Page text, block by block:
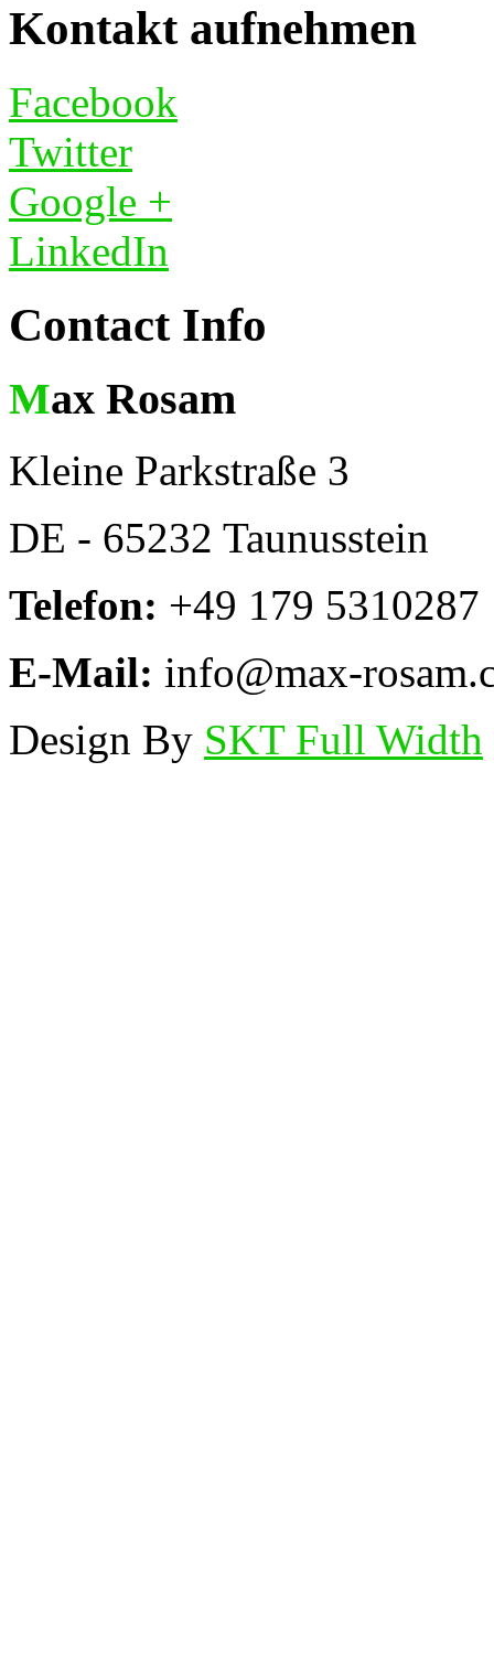
Kontakt aufnehmen
Facebook
Twitter
Google +
LinkedIn
Contact Info
Max Rosam
Kleine Parkstraße 3
DE - 65232 Taunusstein
Telefon: +49 179 5310287
E-Mail: info@max-
Design By SKT Full Width